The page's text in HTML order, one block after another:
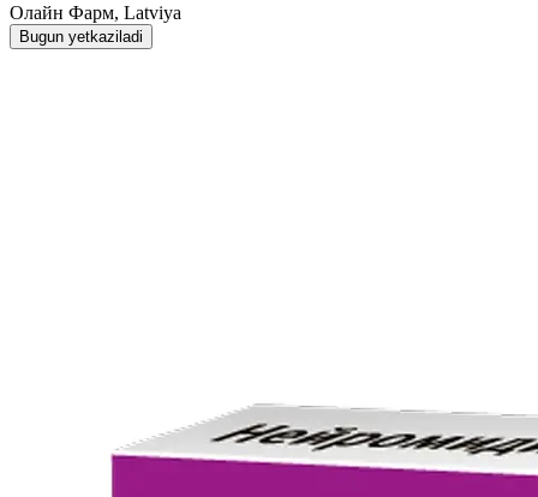
Олайн Фарм, Latviya
Bugun yetkaziladi